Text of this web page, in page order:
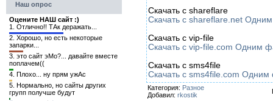
Наш опрос
Оцените НАШ сайт :)
1. Отлично!! ТАк деражать...
2. Хорошо, но есть некоторые
запарки...
3. это сайт эМо?... давайте вместе
поплачем((
4. Плохо... ну прям ужАс
5. Нормально, но сайты других
групп получше будут
Скачать с shareflare
Скачать с shareflare.net
Скачать с vip-file
Скачать с vip-file.com Одним
Скачать с sms4file
Скачать с sms4file.com
Категория: Разное
Добавил: rkostik